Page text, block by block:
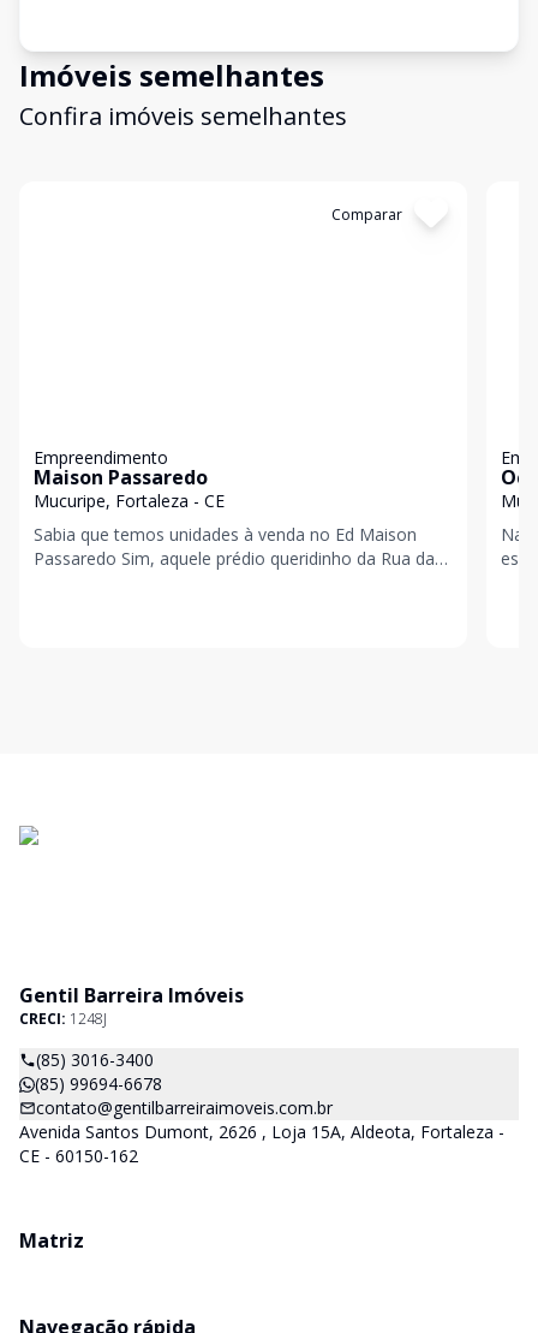
Imóveis semelhantes
Confira imóveis semelhantes
Comparar
Empreendimento
Maison Passaredo
Mucuripe, Fortaleza - CE
Sabia que temos unidades à venda no Ed Maison
Passaredo Sim, aquele prédio queridinho da Rua da
Na
Gentil Barreira Imóveis
CRECI: 1248J
(85) 3016-3400
(85) 99694-6678
contato@gentilbarreiraimoveis.com.br
Avenida Santos Dumont, 2626 , Loja 15A, Aldeota, Fortaleza -
CE - 60150-162
Matriz
Navegação rápida